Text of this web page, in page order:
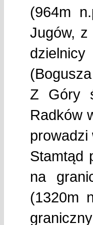
(964m
Jugów, z
Z Góry
Radków
prowadzi
Stamtąd
na
(1320m